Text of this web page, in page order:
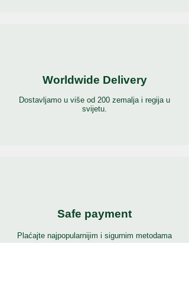
Worldwide Delivery
Dostavljamo u više od 200 zemalja i regija u
svijetu.
Safe payment
Plaćajte najpopularnijim i sigurnim metodama